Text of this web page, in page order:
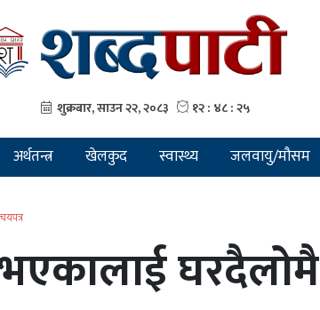
अर्थतन्त्र खेलकुद स्वास्थ्य जलवायु/मौसम
घरदैलोमै